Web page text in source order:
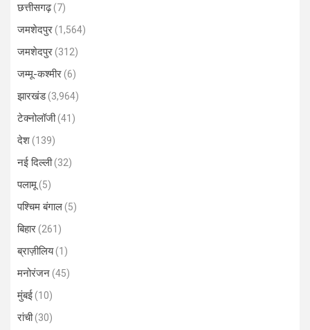
छत्तीसगढ़(7)
जमशेदपुर(1,564)
जमशेदपुर(312)
जम्मू-कश्मीर(6)
झारखंड(3,964)
टेक्नोलॉजी(41)
देश(139)
नई दिल्ली(32)
पलामू(5)
पश्चिम बंगाल(5)
बिहार(261)
ब्राज़ीलिय(1)
मनोरंजन(45)
मुंबई(10)
रांची(30)